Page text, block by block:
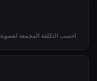
احسب التكلفة المجمعة لعضوية A-kasse والنقابة قبل وبعد الخصم الضريبي.